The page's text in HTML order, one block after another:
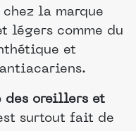
la marque
légers comme du
et
des oreillers et
surtout fait de